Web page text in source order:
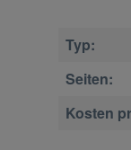
Typ:
Seiten:
Kosten